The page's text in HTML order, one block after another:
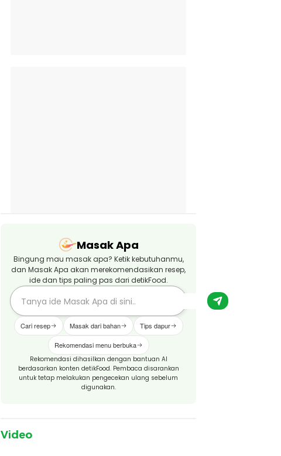
Masak Apa
Bingung mau masak apa? Ketik kebutuhanmu,
dan Masak Apa akan merekomendasikan resep,
ide dan tips paling pas dari detikFood.
Cari resep Masak dari bahan Tips dapur
Rekomendasi menu berbuka
Rekomendasi dihasilkan dengan bantuan AI
berdasarkan konten detikFood. Pembaca disarankan
untuk tetap melakukan pengecekan ulang sebelum
digunakan.
Video